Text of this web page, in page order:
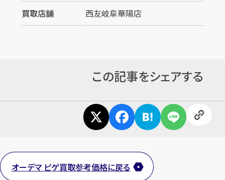
買取店舗
西友岐阜華陽店
この記事をシェアする
オーデマ ピゲ買取参考価格に戻る